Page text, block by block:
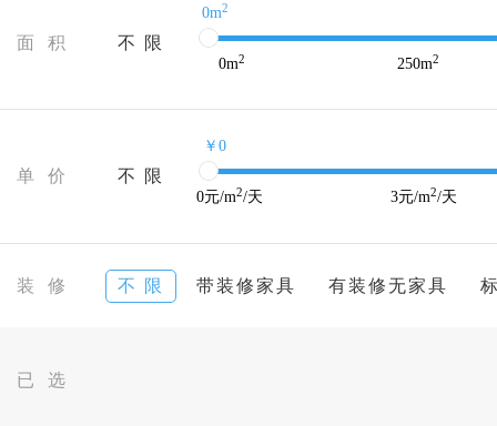
面 积 不 限
0m2
0m2 250m2
单 价 不 限
￥0
0元/m2/天 3元/m2/天
装 修 不 限 带装修家具 有装修无家具
已 选